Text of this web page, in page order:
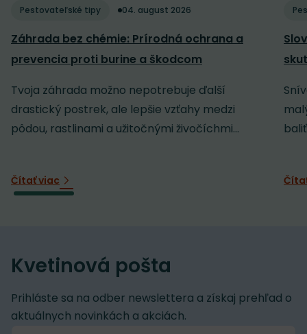
Pestovateľské tipy 04. august 2026
Záhrada bez chémie: Prírodná ochrana a
prevencia proti burine a škodcom
Tvoja záhrada možno nepotrebuje ďalší
drastický postrek, ale lepšie vzťahy medzi
pôdou, rastlinami a užitočnými živočíchmi...
Čítať viac
Kvetinová pošta
Prihláste sa na odber newslettera a získaj prehľad o
aktuálnych novinkách a akciách.